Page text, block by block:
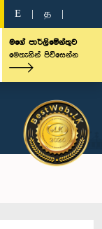
E த
මගේ පාර්ලිමේන්තුව
මෙතැනින් පිවිසෙන්න